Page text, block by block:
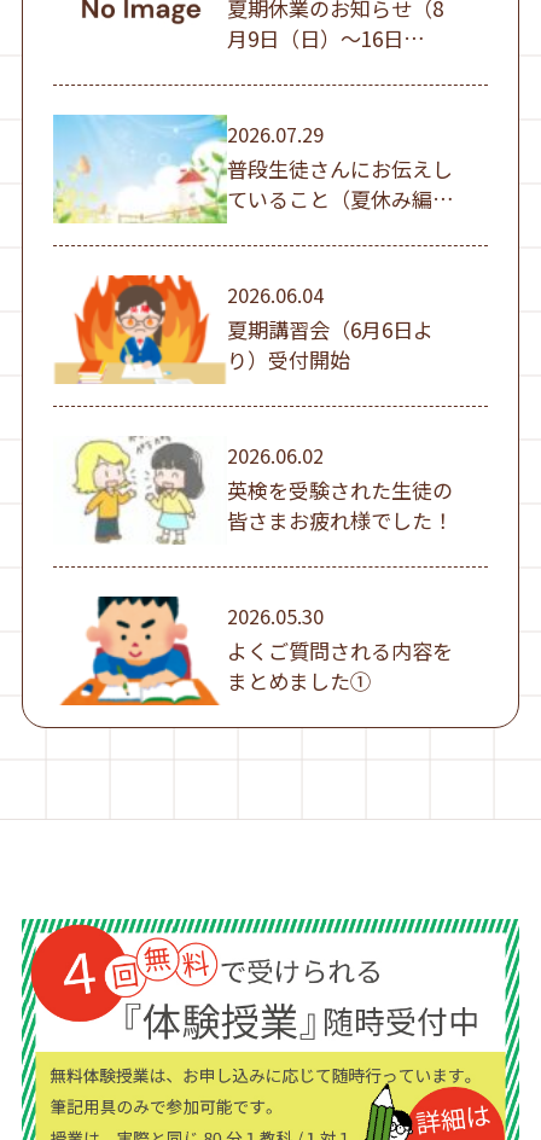
夏期休業のお知らせ（8
月9日（日）～16日
2026.07.29
普段生徒さんにお伝えし
ていること（夏休み編
①）
2026.06.04
夏期講習会（6月6日よ
り）受付開始
2026.06.02
英検を受験された生徒の
皆さまお疲れ様でした！
2026.05.30
よくご質問される内容を
まとめました①